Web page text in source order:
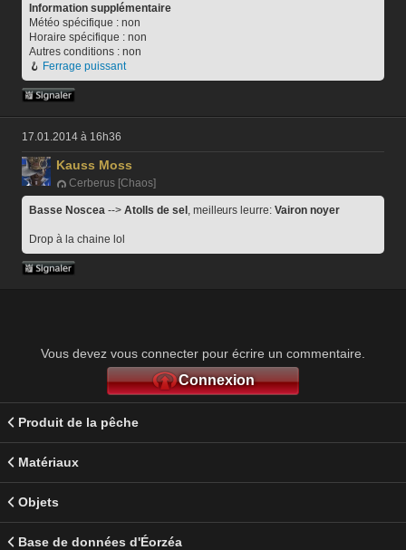
Information supplémentaire
Météo spécifique : non
Horaire spécifique : non
Autres conditions : non
🪝 Ferrage puissant
17.01.2014 à 16h36
Kauss Moss
Cerberus [Chaos]
Basse Noscea --> Atolls de sel , meilleurs leurre: Vairon noyer
Drop à la chaine lol
Vous devez vous connecter pour écrire un commentaire.
Connexion
Produit de la pêche
Matériaux
Objets
Base de données d'Éorzéa